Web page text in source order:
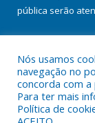
pública serão
Todos os
Nós usamos
navegação no
concorda com
Para ter mais
Política de